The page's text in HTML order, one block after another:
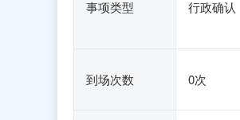
事项类型 行政确认
到场次数 0次